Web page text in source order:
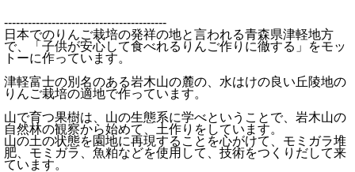
-----------------------------------------
日本でのりんご栽培の発祥の地と言われる青森県津軽地方
で、「子供が安心して食べれるりんご作りに徹する」をモッ
トーに作っています。
津軽富士の別名のある岩木山の麓の、水はけの良い丘陵地の
りんご栽培の適地で作っています。
山で育つ果樹は、山の生態系に学べということで、岩木山の
自然林の観察から始めて、土作りをしています。
山の土の状態を園地に再現することを心がけて、モミガラ堆
肥、モミガラ、魚粕などを使用して、技術をつくりだして来
ています。